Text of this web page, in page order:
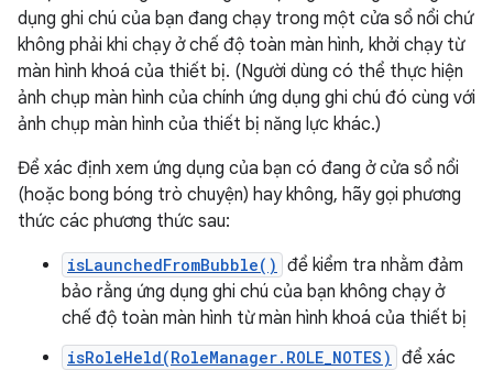
dụng ghi chú của bạn đang chạy trong một cửa sổ nổi chứ
không phải khi chạy ở chế độ toàn màn hình, khởi chạy từ
màn hình khoá của thiết bị. (Người dùng có thể thực hiện
ảnh chụp màn hình của chính ứng dụng ghi chú đó cùng với
ảnh chụp màn hình của thiết bị năng lực khác.)
Để xác định xem ứng dụng của bạn có đang ở cửa sổ nổi
(hoặc bong bóng trò chuyện) hay không, hãy gọi phương
thức các phương thức sau:
isLaunchedFromBubble() để kiểm tra nhằm đảm
bảo rằng ứng dụng ghi chú của bạn không chạy ở
chế độ toàn màn hình từ màn hình khoá của thiết bị
isRoleHeld(RoleManager.ROLE_NOTES) để xác